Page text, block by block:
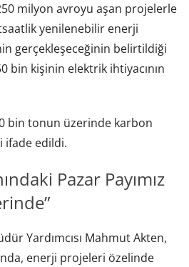
milyon avroyu aşan projelerle
yenilenebilir enerji
gerçekleşeceğinin belirtildiği
bin kişinin elektrik ihtiyacının
bin tonun üzerinde karbon
ifade edildi.
Pazar Payımız
Yardımcısı Mahmut Akten,
enerji projeleri özelinde